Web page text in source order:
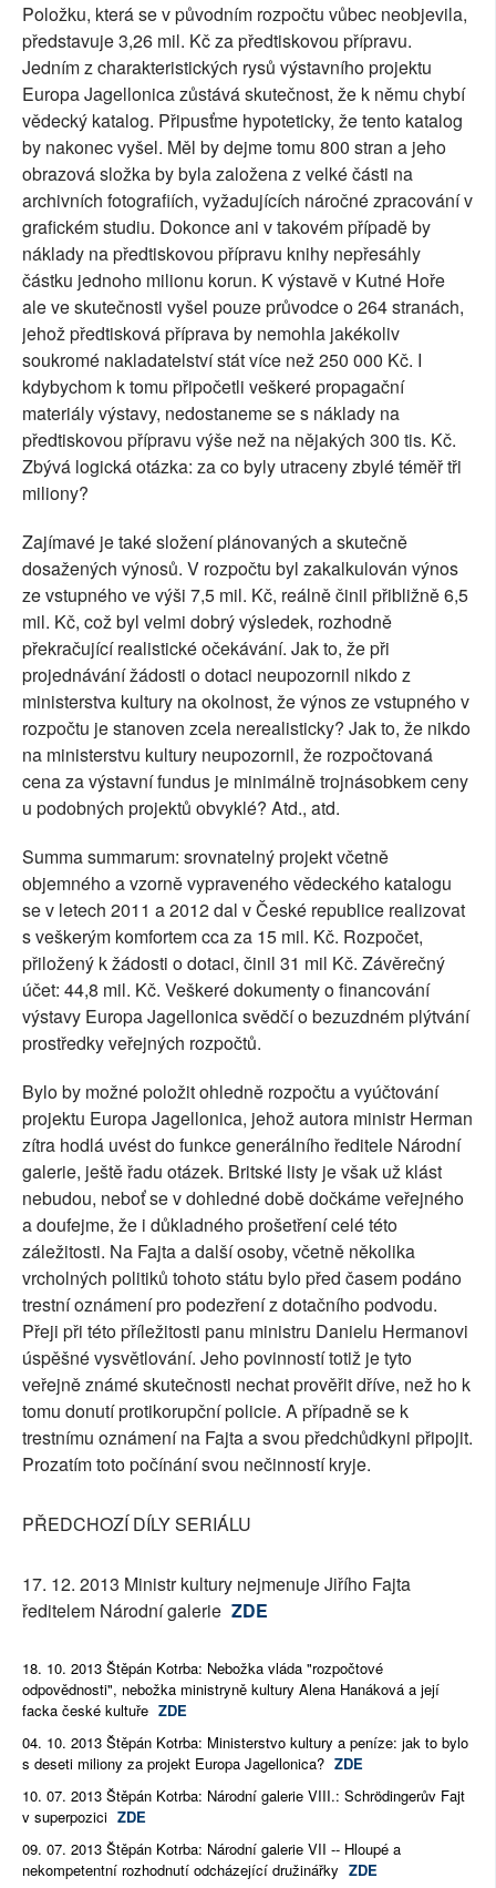
Položku, která se v původním rozpočtu vůbec neobjevila,
představuje 3,26 mil. Kč za předtiskovou přípravu.
Jedním z charakteristických rysů výstavního projektu
Europa Jagellonica zůstává skutečnost, že k němu chybí
vědecký katalog. Připusťme hypoteticky, že tento katalog
by nakonec vyšel. Měl by dejme tomu 800 stran a jeho
obrazová složka by byla založena z velké části na
archivních fotografiích, vyžadujících náročné zpracování v
grafickém studiu. Dokonce ani v takovém případě by
náklady na předtiskovou přípravu knihy nepřesáhly
částku jednoho milionu korun. K výstavě v Kutné Hoře
ale ve skutečnosti vyšel pouze průvodce o 264 stranách,
jehož předtisková příprava by nemohla jakékoliv
soukromé nakladatelství stát více než 250 000 Kč. I
kdybychom k tomu připočetli veškeré propagační
materiály výstavy, nedostaneme se s náklady na
předtiskovou přípravu výše než na nějakých 300 tis. Kč.
Zbývá logická otázka: za co byly utraceny zbylé téměř tři
miliony?
Zajímavé je také složení plánovaných a skutečně
dosažených výnosů. V rozpočtu byl zakalkulován výnos
ze vstupného ve výši 7,5 mil. Kč, reálně činil přibližně 6,5
mil. Kč, což byl velmi dobrý výsledek, rozhodně
překračující realistické očekávání. Jak to, že při
projednávání žádosti o dotaci neupozornil nikdo z
ministerstva kultury na okolnost, že výnos ze vstupného v
rozpočtu je stanoven zcela nerealisticky? Jak to, že nikdo
na ministerstvu kultury neupozornil, že rozpočtovaná
cena za výstavní fundus je minimálně trojnásobkem ceny
u podobných projektů obvyklé? Atd., atd.
Summa summarum: srovnatelný projekt včetně
objemného a vzorně vypraveného vědeckého katalogu
se v letech 2011 a 2012 dal v České republice realizovat
s veškerým komfortem cca za 15 mil. Kč. Rozpočet,
přiložený k žádosti o dotaci, činil 31 mil Kč. Závěrečný
účet: 44,8 mil. Kč. Veškeré dokumenty o financování
výstavy Europa Jagellonica svědčí o bezuzdném plýtvání
prostředky veřejných rozpočtů.
Bylo by možné položit ohledně rozpočtu a vyúčtování
projektu Europa Jagellonica, jehož autora ministr Herman
zítra hodlá uvést do funkce generálního ředitele Národní
galerie, ještě řadu otázek. Britské listy je však už klást
nebudou, neboť se v dohledné době dočkáme veřejného
a doufejme, že i důkladného prošetření celé této
záležitosti. Na Fajta a další osoby, včetně několika
vrcholných politiků tohoto státu bylo před časem podáno
trestní oznámení pro podezření z dotačního podvodu.
Přeji při této příležitosti panu ministru Danielu Hermanovi
úspěšné vysvětlování. Jeho povinností totiž je tyto
veřejně známé skutečnosti nechat prověřit dříve, než ho k
tomu donutí protikorupční policie. A případně se k
trestnímu oznámení na Fajta a svou předchůdkyni připojit.
Prozatím toto počínání svou nečinností kryje.
PŘEDCHOZÍ DÍLY SERIÁLU
17. 12. 2013 Ministr kultury nejmenuje Jiřího Fajta
ředitelem Národní galerie ZDE
18. 10. 2013 Štěpán Kotrba: Nebožka vláda "rozpočtové
odpovědnosti", nebožka ministryně kultury Alena Hanáková a její
facka české kultuře ZDE
04. 10. 2013 Štěpán Kotrba: Ministerstvo kultury a peníze: jak to bylo
s deseti miliony za projekt Europa Jagellonica? ZDE
10. 07. 2013 Štěpán Kotrba: Národní galerie VIII.: Schrödingerův Fajt
v superpozici ZDE
09. 07. 2013 Štěpán Kotrba: Národní galerie VII -- Hloupé a
nekompetentní rozhodnutí odcházející družinářky ZDE